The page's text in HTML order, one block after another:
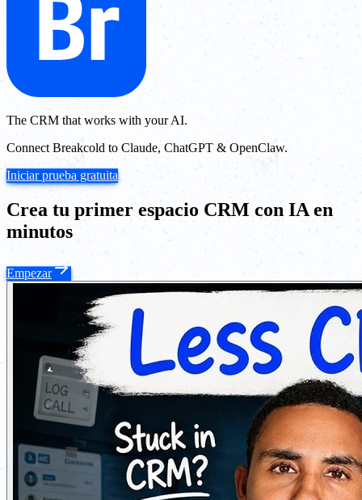
The CRM that works with your AI.
Connect Breakcold to Claude, ChatGPT & OpenClaw.
Iniciar prueba gratuita
Crea tu primer espacio CRM con IA en
minutos
Empezar